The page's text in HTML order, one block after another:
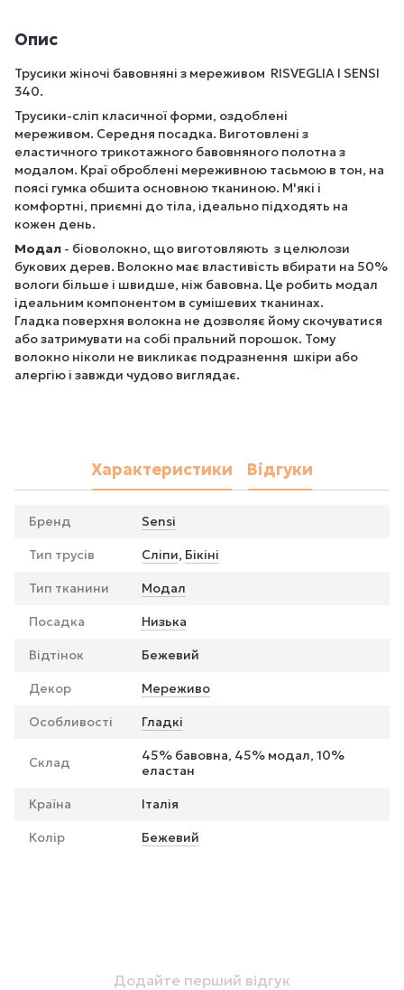
Опис
Трусики жіночі бавовняні з мереживом RISVEGLIA I SENSI
340.
Трусики-сліп класичної форми, оздоблені
мереживом. Середня посадка. Виготовлені з
еластичного трикотажного бавовняного полотна з
модалом. Краї оброблені мереживною тасьмою в тон, на
поясі гумка обшита основною тканиною. М'які і
комфортні, приємні до тіла, ідеально підходять на
кожен день.
Модал - біоволокно, що виготовляють з целюлози
букових дерев. Волокно має властивість вбирати на 50%
вологи більше і швидше, ніж бавовна. Це робить модал
ідеальним компонентом в сумішевих тканинах.
Гладка поверхня волокна не дозволяє йому скочуватися
або затримувати на собі пральний порошок. Тому
волокно ніколи не викликає подразнення шкіри або
алергію і завжди чудово виглядає.
Характеристики Відгуки
Бренд Sensi
Тип трусів Сліпи, Бікіні
Тип тканини Модал
Посадка Низька
Відтінок Бежевий
Декор Мереживо
Особливості Гладкі
Склад
45% бавовна, 45% модал, 10%
еластан
Країна Італія
Колір Бежевий
Додайте перший відгук